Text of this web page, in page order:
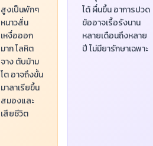
สูงเป็นพักๆ
หนาวสั่น
เหงื่อออก
มาก โลหิต
จาง ตับม้าม
โต อาจถึงขั้น
มาลาเรียขึ้น
สมองและ
เสียชีวิต
ได้ ผื่นขึ้น อาการปวด
ข้ออาจเรื้อรังนาน
หลายเดือนถึงหลาย
ปี ไม่มียารักษาเฉพาะ